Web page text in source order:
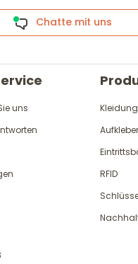
Chatte mit uns
uns
Aufkleber
RFID